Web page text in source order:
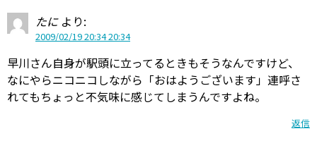
たに より:
2009/02/19 20:34 20:34
早川さん自身が駅頭に立ってるときもそうなんですけど、
なにやらニコニコしながら「おはようございます」連呼さ
れてもちょっと不気味に感じてしまうんですよね。
返信